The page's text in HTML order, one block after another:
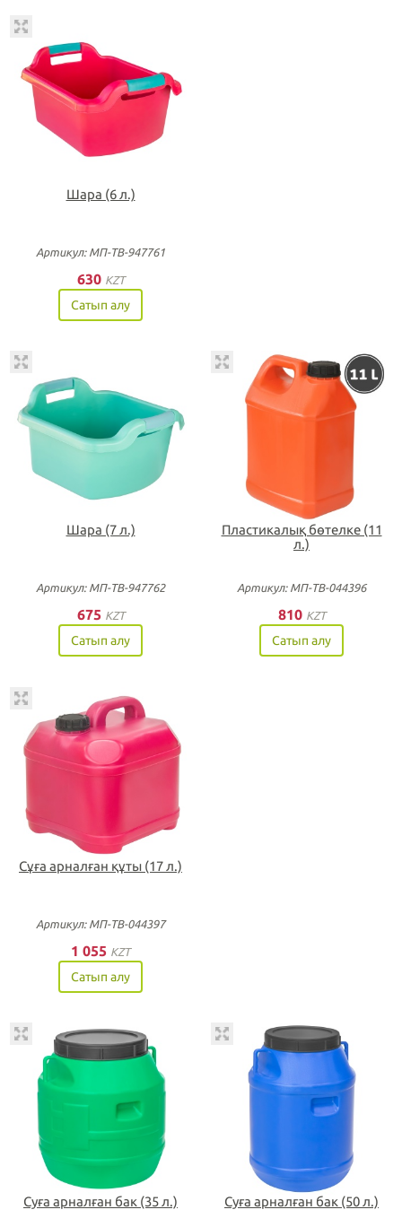
Шара (6 л.)
Артикул: МП-ТВ-947761
630 KZT
Сатып алу
Шара (7 л.)
Артикул: МП-ТВ-947762
675 KZT
Сатып алу
Пластикалық бөтелке (11
л.)
Артикул: МП-ТВ-044396
810 KZT
Сатып алу
Сұға арналған құты (17 л.)
Артикул: МП-ТВ-044397
1 055 KZT
Сатып алу
Суға арналған бак (35 л.) Суға арналған бак (50 л.)